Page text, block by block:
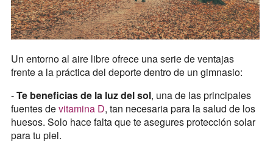
Un entorno al aire libre ofrece una serie de ventajas
frente a la práctica del deporte dentro de un gimnasio:
-Te beneficias de la luz del sol, una de las principales
fuentes devitamina D, tan necesaria para la salud de los
huesos. Solo hace falta que te asegures protección solar
para tu piel.